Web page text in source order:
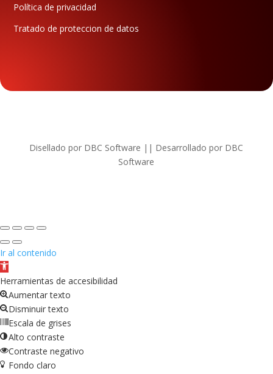
Política de privacidad
Tratado de proteccion de datos
Disellado por DBC Software || Desarrollado por DBC
Software
Ir al contenido
Abrir
barra
de
herramientas
Herramientas de accesibilidad
Aumentar texto
Disminuir texto
Escala de grises
Alto contraste
Contraste negativo
Fondo claro